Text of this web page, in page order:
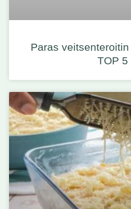
Paras
TOP 5